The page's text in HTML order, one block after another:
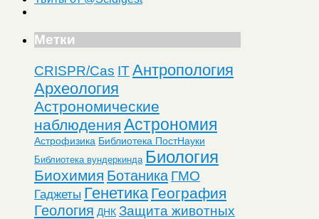
Метки
CRISPR/Cas ITАнтропология
Археология
Астрономические
наблюдения Астрономия
Астрофизика Библиотека ПостНауки
Библиотека вундеркинда Биология
Биохимия Ботаника ГМО
Гаджеты Генетика География
Геология ДНК Защита животных